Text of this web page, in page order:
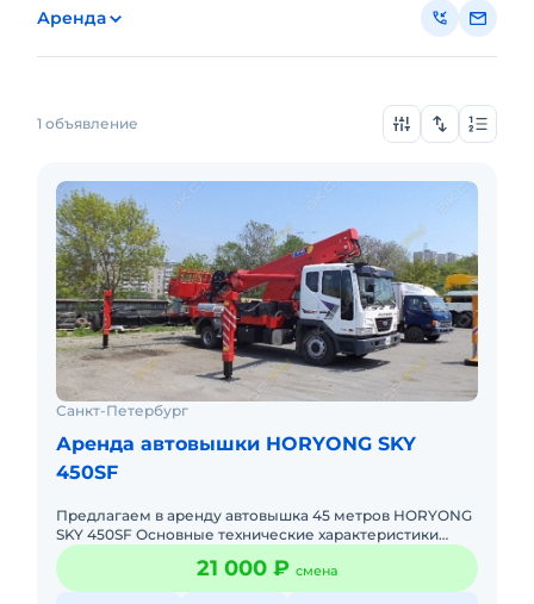
Аренда
1 объявление
Санкт-Петербург
Аренда автовышки HORYONG SKY
450SF
Предлагаем в аренду автовышка 45 метров HORYONG
SKY 450SF Основные технические характеристики
Структура стрелы - 7 секций, восьмигранная структура
из высокопроч
21 000 ₽ смена